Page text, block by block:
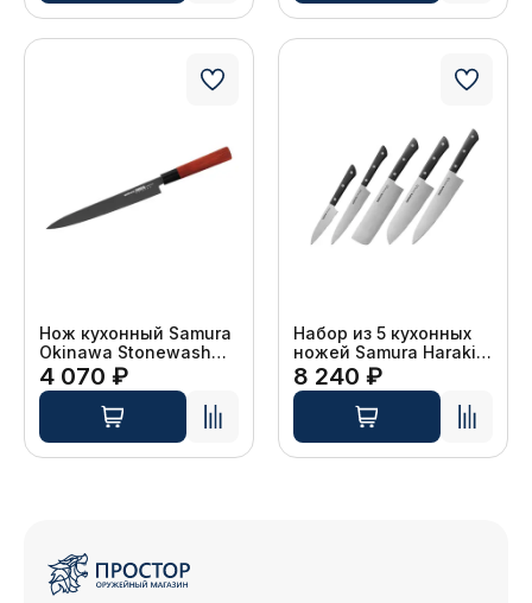
Нож кухонный Samura
Okinawa Stonewash
Янагиба, AUS-8, 240
мм
4 070 ₽
Набор из 5 кухонных
ножей Samura Harakiri,
AUS-8, чёрный
8 240 ₽